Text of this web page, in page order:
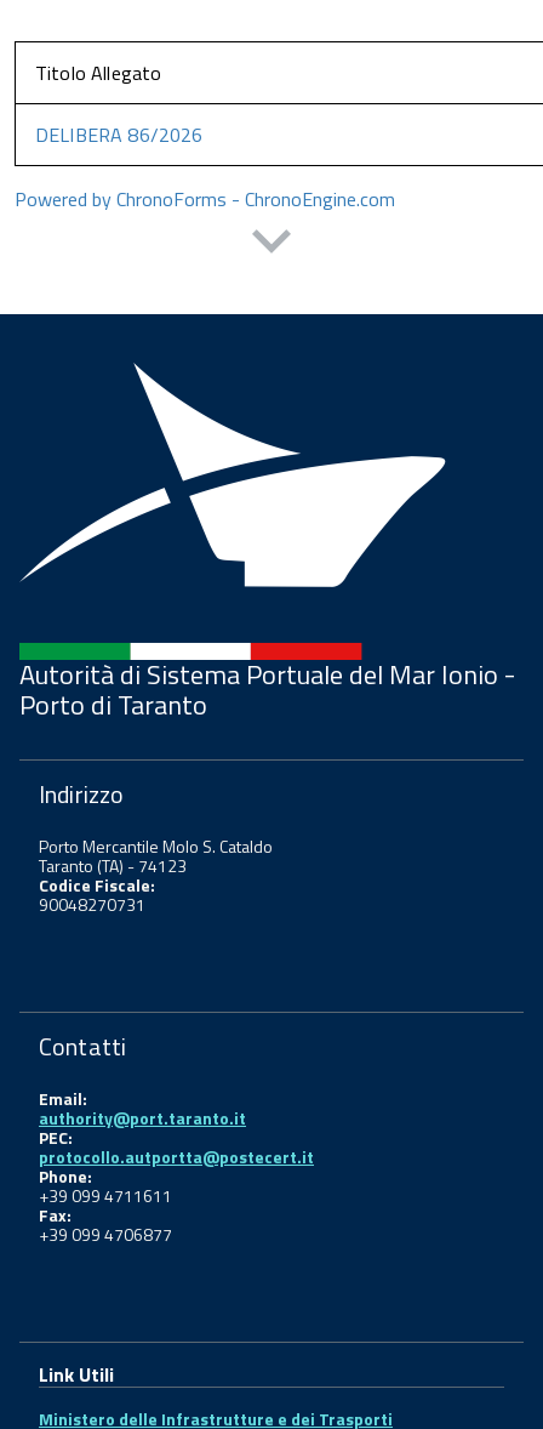
Titolo Allegato
DELIBERA 86/2026
Powered by ChronoForms - ChronoEngine.com
Autorità di Sistema Portuale del Mar Ionio -
Porto di Taranto
Indirizzo
Porto Mercantile Molo S. Cataldo
Taranto (TA) - 74123
Codice Fiscale:
90048270731
Contatti
Email:
authority@port.taranto.it
PEC:
protocollo.autportta@postecert.it
Phone:
+39 099 4711611
Fax:
+39 099 4706877
Link Utili
Ministero delle Infrastrutture e dei Trasporti